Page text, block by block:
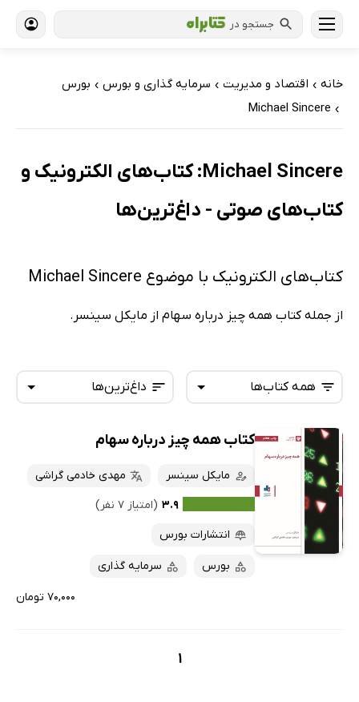
جستجو در
خانه › اقتصاد و مدیریت › سرمایه گذاری و بورس › بورس
›
Michael Sincere
Michael Sincere: کتاب‌های الکترونیک و
کتاب‌های صوتی - داغ‌ترین‌ها
کتاب‌های الکترونیک با موضوع Michael Sincere
از جمله کتاب همه چیز درباره سهام از مایکل سینسر.
داغ‌ترین‌ها
تازه‌ها
داغ‌ترین‌ها
پرفروش‌ها
پربحث‌ها
ارزان ترین‌ها
همه کتاب‌ها
همه کتاب‌ها
کتاب‌های صوتی
کتاب‌های متنی
کتاب همه چیز درباره سهام
مایکل سینسر
مهدی خادمی گراشی
۳.۹ (امتیاز ۷ نفر)
انتشارات بورس
بورس سرمایه گذاری
۷۰,۰۰۰ تومان
1